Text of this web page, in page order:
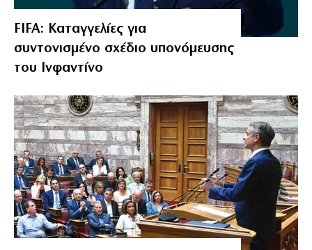
FIFA: Καταγγελίες για
συντονισμένο σχέδιο υπονόμευσης
του Ινφαντίνο